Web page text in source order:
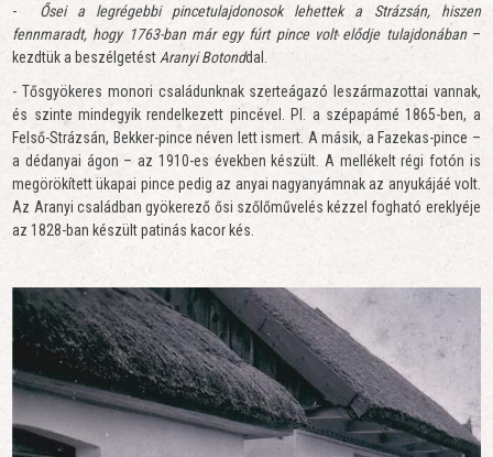
- Ősei a legrégebbi pincetulajdonosok lehettek a Strázsán, hiszen
fennmaradt, hogy 1763-ban már egy fúrt pince volt elődje tulajdonában–
kezdtük a beszélgetést Aranyi Botonddal.
- Tősgyökeres monori családunknak szerteágazó leszármazottai vannak,
és szinte mindegyik rendelkezett pincével. Pl. a szépapámé 1865-ben, a
Felső-Strázsán, Bekker-pince néven lett ismert. A másik, a Fazekas-pince –
a dédanyai ágon – az 1910-es években készült. A mellékelt régi fotón is
megörökített ükapai pince pedig az anyai nagyanyámnak az anyukájáé volt.
Az Aranyi családban gyökerező ősi szőlőművelés kézzel fogható ereklyéje
az 1828-ban készült patinás kacor kés.